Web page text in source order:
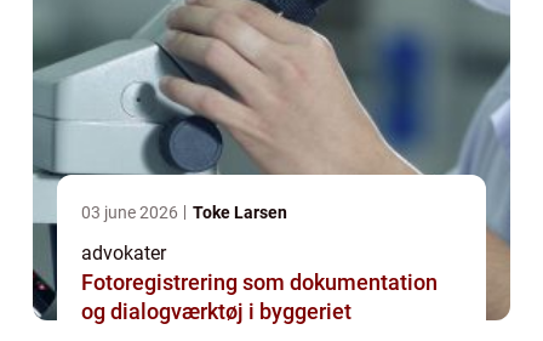
03 june 2026 Toke Larsen
advokater
Fotoregistrering som dokumentation
og dialogværktøj i byggeriet